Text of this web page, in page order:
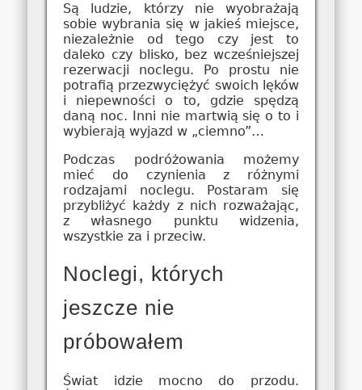
Są ludzie, którzy nie wyobrażają
sobie wybrania się w jakieś miejsce,
niezależnie od tego czy jest to
daleko czy blisko, bez wcześniejszej
rezerwacji noclegu. Po prostu nie
potrafią przezwyciężyć swoich lęków
i niepewności o to, gdzie spędzą
daną noc. Inni nie martwią się o to i
wybierają wyjazd w „ciemno”…
Podczas podróżowania możemy
mieć do czynienia z różnymi
rodzajami noclegu. Postaram się
przybliżyć każdy z nich rozważając,
z własnego punktu widzenia,
wszystkie za i przeciw.
Noclegi, których
jeszcze nie
próbowałem
Świat idzie mocno do przodu.